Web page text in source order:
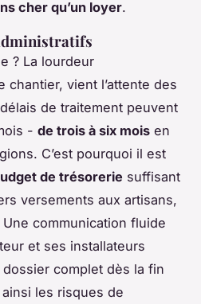
cher qu’un loyer.
? La lourdeur
chantier, vient l’attente des
de traitement peuvent
- de trois à six mois en
C’est pourquoi il est
de trésorerie suffisant
versements aux artisans,
Une communication fluide
et ses installateurs
complet dès la fin
les risques de